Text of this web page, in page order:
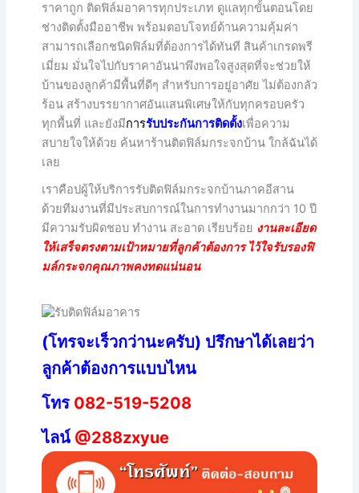
ราคาถูก ติดฟิล์มอาคารทุกประเภท ดูแลทุกขั้นตอนโดย
ช่างติดตั้งมืออาชีพ พร้อมตอบโจทย์ด้านความคุ้มค่า
สามารถเลือกชนิดฟิล์มที่ต้องการได้ทันที สินค้าเกรดพรี
เมี่ยม มั่นใจไปกับราคาอันน่าพึงพอใจสูงสุดที่จะช่วยให้
บ้านของลูกค้ามีพื้นที่ดีๆ สำหรับการอยู่อาศัย ไม่ต้องกลัว
ร้อน สร้างบรรยากาศอันแสนพิเศษให้กับทุกครอบครัว
ทุกพื้นที่ และยังมีการรับประกันการติดตั้งเพื่อความ
สบายใจให้ด้วย ค้นหาร้านติดฟิล์มกระจกบ้าน ใกล้ฉันได้
เลย
เราคือปผู้ให้บริการรับติดฟิล์มกระจกบ้านภาคอีสาน
ด้วยทีมงานที่มีประสบการณ์ในการทำงานมากกว่า 10 ปี
มีความรับผิดชอบ ทำงาน สะอาด เรียบร้อย งานละเอียด
ให้เสร็จตรงตามเป้าหมายที่ลูกค้าต้องการ ไว้ใจรับรองฟิ
มล์กระจกคุณภาพคงทดแน่นอน
(โทรจะเร็วกว่านะครับ) ปรึกษาได้เลยว่า
ลูกค้าต้องการแบบไหน
โทร 082-519-5208
ไลน์ @288zxyue